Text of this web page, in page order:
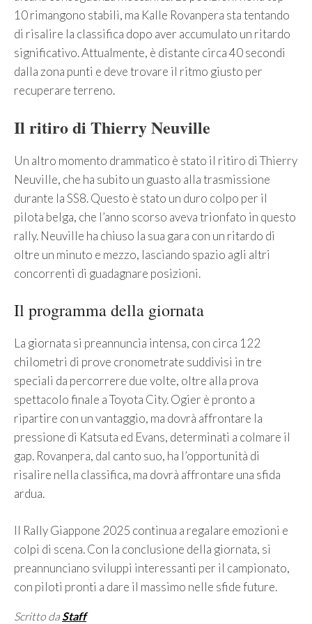
10 rimangono stabili, ma Kalle Rovanpera sta tentando
di risalire la classifica dopo aver accumulato un ritardo
significativo. Attualmente, è distante circa 40 secondi
dalla zona punti e deve trovare il ritmo giusto per
recuperare terreno.
Il ritiro di Thierry Neuville
Un altro momento drammatico è stato il ritiro di Thierry
Neuville, che ha subito un guasto alla trasmissione
durante la SS8. Questo è stato un duro colpo per il
pilota belga, che l’anno scorso aveva trionfato in questo
rally. Neuville ha chiuso la sua gara con un ritardo di
oltre un minuto e mezzo, lasciando spazio agli altri
concorrenti di guadagnare posizioni.
Il programma della giornata
La giornata si preannuncia intensa, con circa 122
chilometri di prove cronometrate suddivisi in tre
speciali da percorrere due volte, oltre alla prova
spettacolo finale a Toyota City. Ogier è pronto a
ripartire con un vantaggio, ma dovrà affrontare la
pressione di Katsuta ed Evans, determinati a colmare il
gap. Rovanpera, dal canto suo, ha l’opportunità di
risalire nella classifica, ma dovrà affrontare una sfida
ardua.
Il Rally Giappone 2025 continua a regalare emozioni e
colpi di scena. Con la conclusione della giornata, si
preannunciano sviluppi interessanti per il campionato,
con piloti pronti a dare il massimo nelle sfide future.
Scritto da Staff